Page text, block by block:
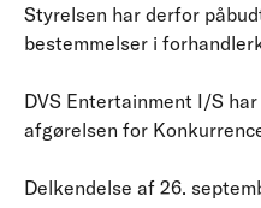
Styrelsen har derfor
bestemmelser i
DVS Entertainment I/S
afgørelsen for
Delkendelse af 26.